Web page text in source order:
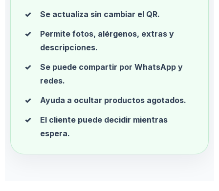
Se actualiza sin cambiar el QR.
Permite fotos, alérgenos, extras y
descripciones.
Se puede compartir por WhatsApp y
redes.
Ayuda a ocultar productos agotados.
El cliente puede decidir mientras
espera.